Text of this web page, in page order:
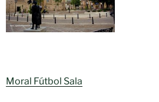
Moral Fútbol Sala